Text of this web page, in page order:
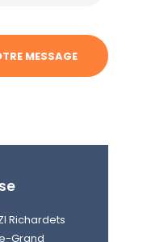
Richardets
Grand